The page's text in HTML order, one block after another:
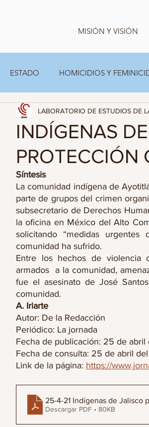
MISIÓN Y VISIÓN
ESTADO HOMICIDIOS Y
FAMILIARES Y A.C CARPETA
INDÍGENAS
PROTECCIÓN
LABORATORIO DE ESTUDIOS DE
Síntesis
La comunidad indígena de
parte de grupos del crimen
subsecretario de Derechos
la oficina en México del Alto
solicitando “medidas
comunidad ha sufrido.
Entre los hechos de violencia
armados  a la comunidad,
fue el asesinato de José
comunidad.
A. Iriarte
Autor: De la Redacción
Periódico: La jornada
Fecha de publicación: 25 de abril
Fecha de consulta: 25 de abril
Link de la página: https://
25-4-21 Indígenas de Jalisco
Descargar PDF • 80KB